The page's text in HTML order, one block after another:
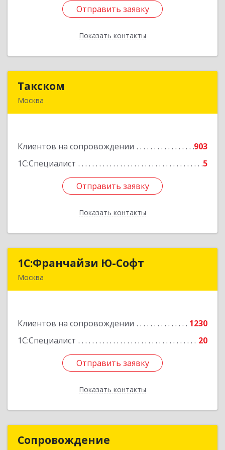
Отправить заявку
Показать контакты
Отправить заявку
Назад
Такском
Москва
Клиентов на сопровождении
903
1С:Специалист
5
Отправить заявку
Показать контакты
Подробнее
Отправить заявку
Назад
1С:Франчайзи Ю-Софт
Москва
Клиентов на сопровождении
1230
1С:Специалист
20
Отправить заявку
Показать контакты
1С:Франчайзи Ю-Софт
Подробнее
Отправить заявку
Назад
Сопровождение